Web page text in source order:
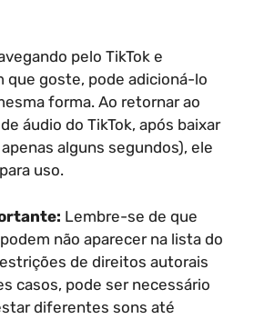
pelo TikTok e
que goste, pode adicioná-lo
forma. Ao retornar ao
áudio do TikTok, após baixar
alguns segundos), ele
uso.
Lembre-se de que
não aparecer na lista do
de direitos autorais
casos, pode ser necessário
diferentes sons até